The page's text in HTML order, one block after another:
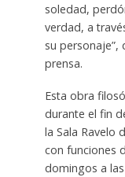
soledad,
verdad, a
su personaje”,
prensa.
Esta obra
durante el fin
la Sala Ravelo
con funciones
domingos a